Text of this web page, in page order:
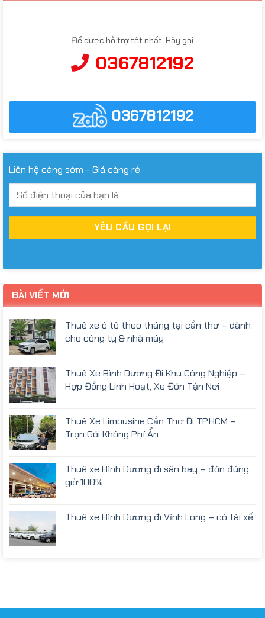
Để được hỗ trợ tốt nhất. Hãy gọi
0367812192
0367812192
Liên hệ càng sớm - Giá càng rẻ
BÀI VIẾT MỚI
Thuê xe ô tô theo tháng tại cần thơ – dành
cho công ty & nhà máy
Thuê Xe Bình Dương Đi Khu Công Nghiệp –
Hợp Đồng Linh Hoạt, Xe Đón Tận Nơi
Thuê Xe Limousine Cần Thơ Đi TP.HCM –
Trọn Gói Không Phí Ẩn
Thuê xe Bình Dương đi sân bay – đón đúng
giờ 100%
Thuê xe Bình Dương đi Vĩnh Long – có tài xế